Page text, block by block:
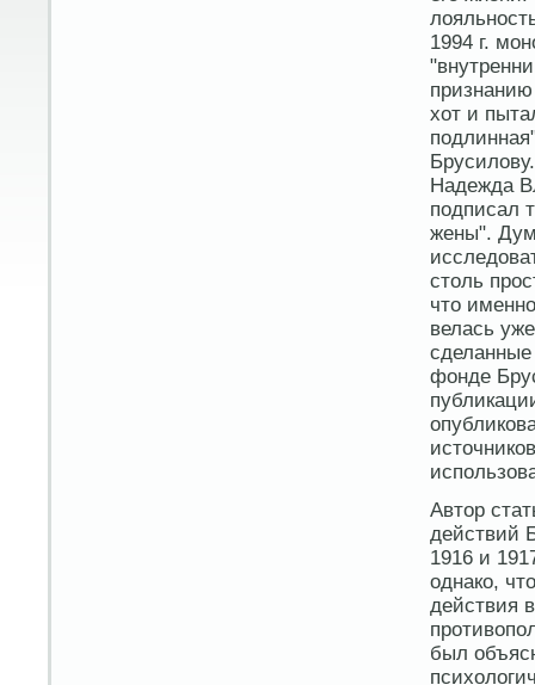
1994 г.
хот и
Надежда
подписал
жены".
столь
что
велась
фонде
Автор
действий
1916 и
однако,
действия
был